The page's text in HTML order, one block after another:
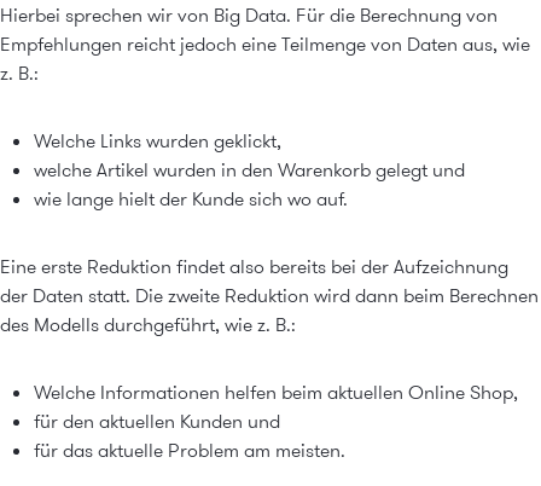
Hierbei sprechen wir von Big Data. Für die Berechnung von
Empfehlungen reicht jedoch eine Teilmenge von Daten aus, wie
z. B.:
Welche Links wurden geklickt,
welche Artikel wurden in den Warenkorb gelegt und
wie lange hielt der Kunde sich wo auf.
Eine erste Reduktion findet also bereits bei der Aufzeichnung
der Daten statt. Die zweite Reduktion wird dann beim Berechnen
des Modells durchgeführt, wie z. B.:
Welche Informationen helfen beim aktuellen Online Shop,
für den aktuellen Kunden und
für das aktuelle Problem am meisten.